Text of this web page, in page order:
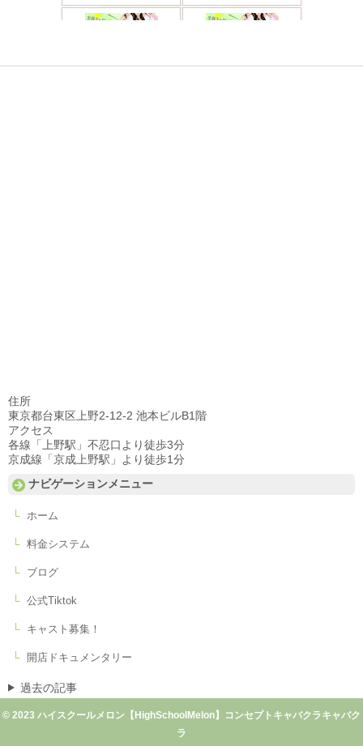
住所
東京都台東区上野2-12-2 池本ビルB1階
アクセス
各線「上野駅」不忍口より徒歩3分
京成線「京成上野駅」より徒歩1分
ナビゲーションメニュー
ホーム
料金システム
ブログ
公式Tiktok
キャスト募集！
開店ドキュメンタリー
過去の記事
© 2023 ハイスクールメロン【HighSchoolMelon】コンセプトキャバクラキャバク
ラ